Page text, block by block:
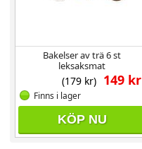
Bakelser av trä 6 st
leksaksmat
149 kr
(179 kr)
Finns i lager
KÖP NU